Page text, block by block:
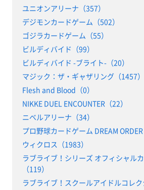
ユニオンアリーナ（357）
デジモンカードゲーム（502）
ゴジラカードゲーム（55）
ビルディバイド（99）
ビルディバイド -ブライト-（20）
マジック：ザ・ギャザリング（1457）
Flesh and Blood（0）
NIKKE DUEL ENCOUNTER（22）
ニベルアリーナ（34）
プロ野球カードゲーム DREAM ORDER
ウィクロス（1983）
ラブライブ！シリーズ オフィシャル
（119）
ラブライブ！スクールアイドルコレク